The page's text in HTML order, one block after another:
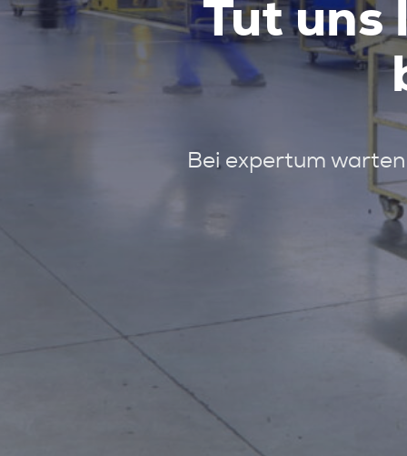
Tut uns
Bei expertum